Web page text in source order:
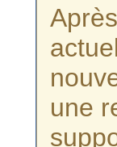
une